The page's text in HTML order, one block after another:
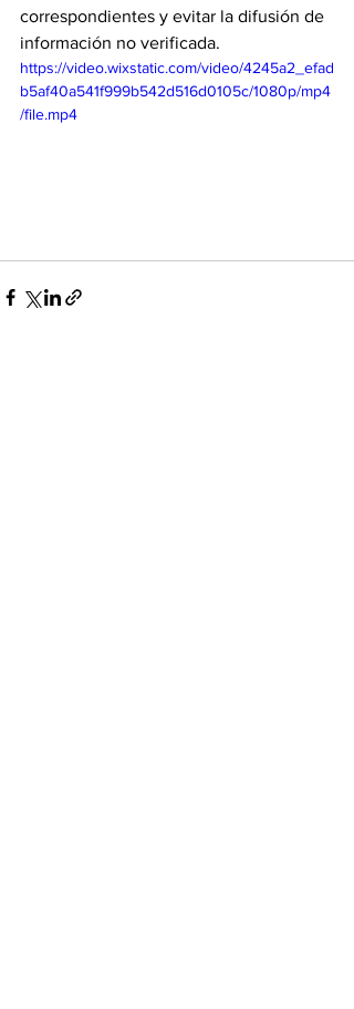
correspondientes y evitar la difusión de
información no verificada.
https://video.wixstatic.com/video/4245a2_efad
b5af40a541f999b542d516d0105c/1080p/mp4
/file.mp4